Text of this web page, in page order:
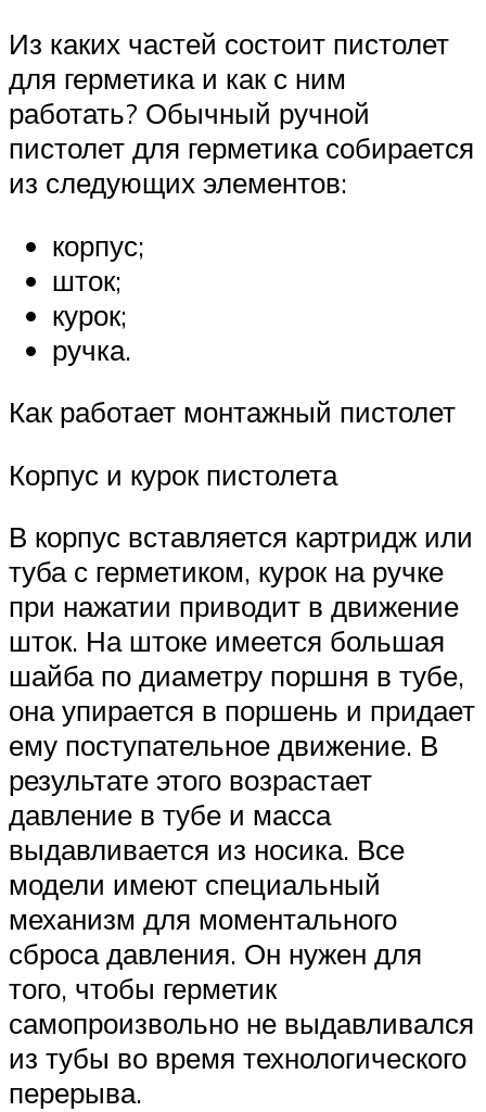
Из каких частей состоит пистолет
для герметика и как с ним
работать? Обычный ручной
пистолет для герметика собирается
из следующих элементов:
корпус;
шток;
курок;
ручка.
Как работает монтажный пистолет
Корпус и курок пистолета
В корпус вставляется картридж или
туба с герметиком, курок на ручке
при нажатии приводит в движение
шток. На штоке имеется большая
шайба по диаметру поршня в тубе,
она упирается в поршень и придает
ему поступательное движение. В
результате этого возрастает
давление в тубе и масса
выдавливается из носика. Все
модели имеют специальный
механизм для моментального
сброса давления. Он нужен для
того, чтобы герметик
самопроизвольно не выдавливался
из тубы во время технологического
перерыва.